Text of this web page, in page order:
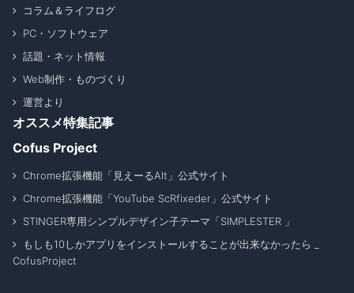
コラム＆ライフログ
PC・ソフトウェア
話題・ネット情報
Web制作・ものづくり
運営より
オススメ特集記事
Cofus Project
Chrome拡張機能「見えーるAlt」公式サイト
Chrome拡張機能「YouTube ScRfixeder」公式サイト
STINGER専用シンプルデザイン子テーマ「SIMPLESTER 」
もしも10しかアプリをインストールすることが出来なかったら _
CofusProject